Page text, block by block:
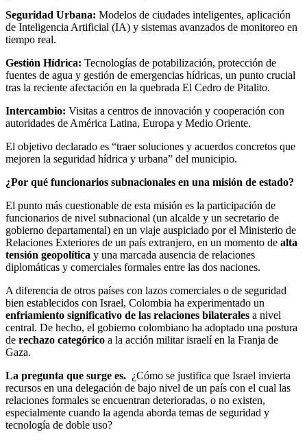
Seguridad Urbana: Modelos de ciudades inteligentes, aplicación
de Inteligencia Artificial (IA) y sistemas avanzados de monitoreo en
tiempo real.
Gestión Hídrica: Tecnologías de potabilización, protección de
fuentes de agua y gestión de emergencias hídricas, un punto crucial
tras la reciente afectación en la quebrada El Cedro de Pitalito.
Intercambio: Visitas a centros de innovación y cooperación con
autoridades de América Latina, Europa y Medio Oriente.
El objetivo declarado es “traer soluciones y acuerdos concretos que
mejoren la seguridad hídrica y urbana” del municipio.
¿Por qué funcionarios subnacionales en una misión de estado?
El punto más cuestionable de esta misión es la participación de
funcionarios de nivel subnacional (un alcalde y un secretario de
gobierno departamental) en un viaje auspiciado por el Ministerio de
Relaciones Exteriores de un país extranjero, en un momento de alta
tensión geopolítica y una marcada ausencia de relaciones
diplomáticas y comerciales formales entre las dos naciones.
A diferencia de otros países con lazos comerciales o de seguridad
bien establecidos con Israel, Colombia ha experimentado un
enfriamiento significativo de las relaciones bilaterales a nivel
central. De hecho, el gobierno colombiano ha adoptado una postura
de rechazo categórico a la acción militar israelí en la Franja de
Gaza.
La pregunta que surge es. ¿Cómo se justifica que Israel invierta
recursos en una delegación de bajo nivel de un país con el cual las
relaciones formales se encuentran deterioradas, o no existen,
especialmente cuando la agenda aborda temas de seguridad y
tecnología de doble uso?